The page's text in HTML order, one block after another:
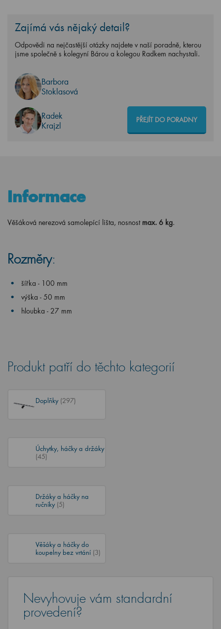
Zajímá vás nějaký detail?
Odpovědi na nejčastější otázky najdete v naší poradně, kterou
jsme společně s kolegyní Bárou a kolegou Radkem nachystali.
Barbora
Stoklasová
Radek
Krajzl
PŘEJÍT DO PORADNY
Informace
Věšáková nerezová samolepící lišta, nosnost max. 6 kg.
Rozměry:
šířka - 100 mm
výška - 50 mm
hloubka - 27 mm
Produkt patří do těchto kategorií
Doplňky (297)
Úchytky, háčky a držáky
(45)
Držáky a háčky na
ručníky (5)
Věšáky a háčky do
koupelny bez vrtání (3)
Nevyhovuje vám standardní
provedení?